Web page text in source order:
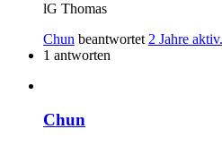
lG Thomas
Chun beantwortet 2 Jahre aktiv.
1 antworten
Chun